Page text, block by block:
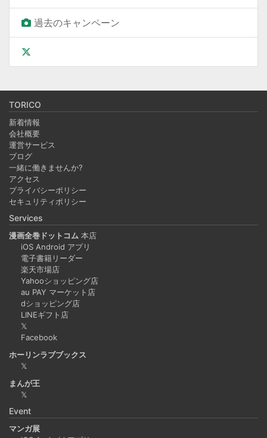
過去のキャンペーン
TORICO
新着情報
会社概要
運営サービス
ブログ
一緒に働きませんか?
アクセス
プライバシーポリシー
セキュリティポリシー
Services
漫画全巻ドットコム 本店
iOS Android アプリ
電子書籍リーダー
楽天市場店
Yahooショッピング店
au PAY マーケット店
dショッピング店
LINEギフト店
𝕏
Facebook
ホーリンラブブックス
𝕏
まんが王
𝕏
Event
マンガ展